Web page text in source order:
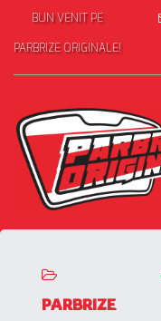
BUN VENIT PE
PARBRIZE ORIGINALE!
PARBRIZE